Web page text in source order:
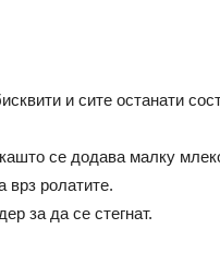
и сите останати
се додава малку
врз ролатите.
за да се стегнат.